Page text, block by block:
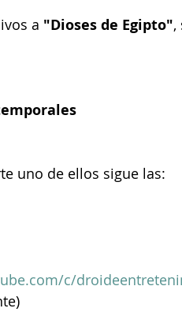
a "Dioses de Egipto",
uno de ellos sigue las:
c/